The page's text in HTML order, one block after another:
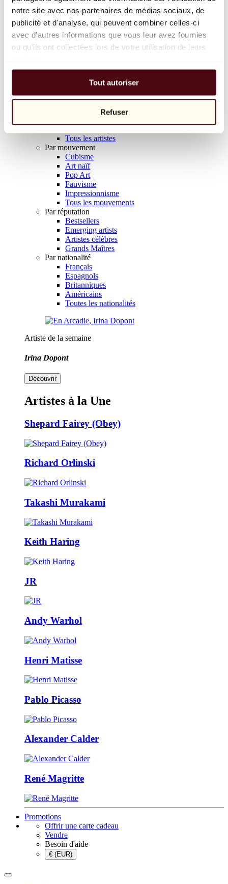
notre site avec nos partenaires de médias sociaux, de
publicité et d'analyse, qui peuvent combiner celles-ci
avec d'autres informations que vous leur avez fournies
ou qu'ils ont collectées lors de votre utilisation de leurs
Tout autoriser
Refuser
Balloon Dog (Orange)
Jeff Koons
10 000 €
Parcourir
Tous les sculpteurs
Tous les photographes
Tous les artistes
Par mouvement
Cubisme
Art naïf
Pop Art
Fauvisme
Impressionnisme
Tous les mouvements
Par réputation
Bestsellers
Emerging artists
Artistes célèbres
Grands Maîtres
Par nationalité
Français
Espagnols
Britanniques
Américains
Toutes les nationalités
Artiste de la semaine
Irina Dopont
Découvrir
Artistes à la Une
Shepard Fairey (Obey)
Richard Orlinski
Takashi Murakami
Keith Haring
JR
Andy Warhol
Henri Matisse
Pablo Picasso
Alexander Calder
René Magritte
Promotions
Offrir une carte cadeau
Vendre
Besoin d'aide
€ (EUR)